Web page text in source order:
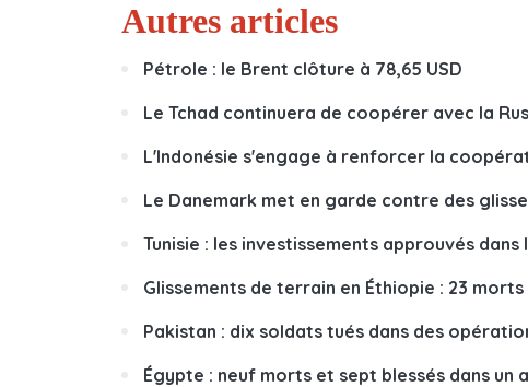
Autres articles
Pétrole : le Brent clôture à 78,65 USD
Le Tchad continuera de coopérer avec la
L'Indonésie s'engage à renforcer la
Le Danemark met en garde contre des
Tunisie : les investissements approuvés
Glissements de terrain en Éthiopie : 23 morts
Pakistan : dix soldats tués dans des
Égypte : neuf morts et sept blessés dans un